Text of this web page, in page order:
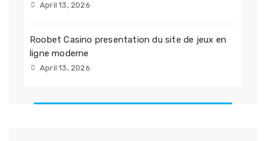
April 13, 2026
Roobet Casino presentation du site de jeux en
ligne moderne
April 13, 2026